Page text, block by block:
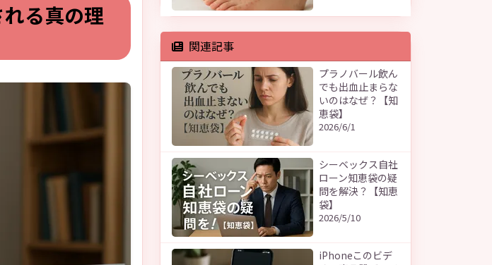
る真の理
関連記事
プラノバール飲ん
でも出血止まらな
いのはなぜ？【知
恵袋】
2026/6/1
シーベックス自社
ローン知恵袋の疑
問を解決？【知恵
袋】
2026/5/10
iPhoneこのビデ